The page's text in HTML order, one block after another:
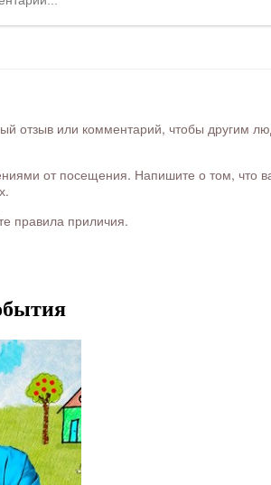
отзыв или комментарий, чтобы другим
от посещения. Напишите о том, что
правила приличия.